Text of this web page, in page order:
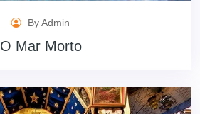
By Admin
O Mar Morto